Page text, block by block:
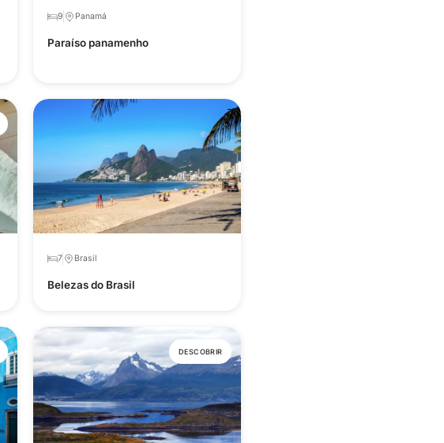
9 Panamá
Paraíso panamenho
7 Brasil
Belezas do Brasil
DESCOBRIR